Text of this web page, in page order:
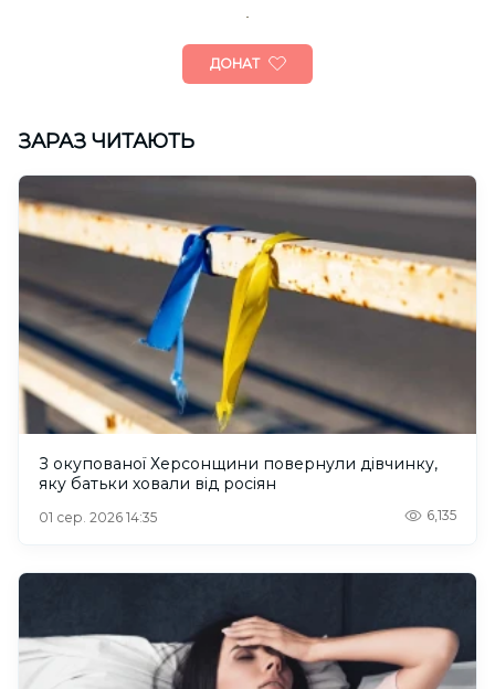
ДОНАТ
ЗАРАЗ ЧИТАЮТЬ
З окупованої Херсонщини повернули дівчинку,
яку батьки ховали від росіян
01 сер. 2026 14:35 6,135